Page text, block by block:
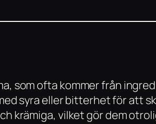
som ofta kommer från
syra eller bitterhet för att
krämiga, vilket gör dem